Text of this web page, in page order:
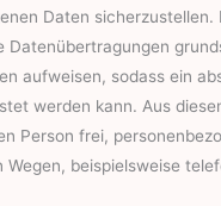
Daten sicherzustellen.
Datenübertragungen
aufweisen, sodass ein
werden kann. Aus
Person frei,
beispielsweise